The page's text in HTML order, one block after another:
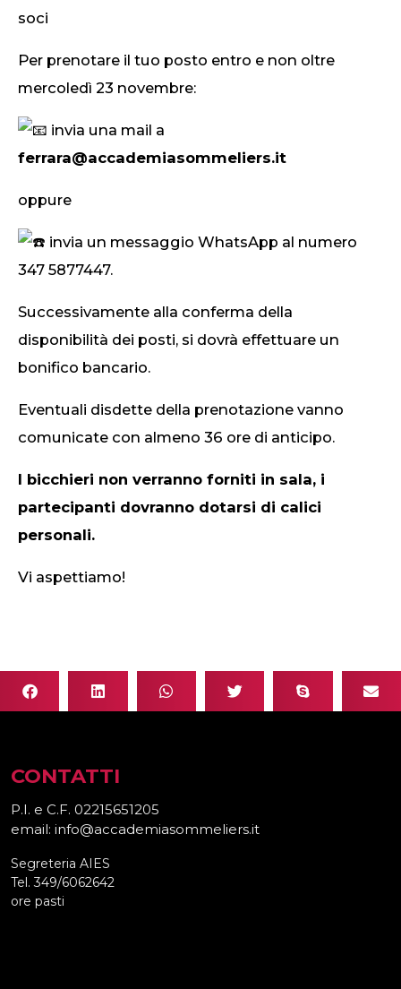
soci
Per prenotare il tuo posto entro e non oltre
mercoledì 23 novembre:
invia una mail a
ferrara@accademiasommeliers.it
oppure
invia un messaggio WhatsApp al numero
347 5877447.
Successivamente alla conferma della
disponibilità dei posti, si dovrà effettuare un
bonifico bancario.
Eventuali disdette della prenotazione vanno
comunicate con almeno 36 ore di anticipo.
I bicchieri non verranno forniti in sala, i
partecipanti dovranno dotarsi di calici
personali.
Vi aspettiamo!
CONTATTI
P.I. e C.F. 02215651205
email: info@accademiasommeliers.it
Segreteria AIES
Tel. 349/6062642
ore pasti